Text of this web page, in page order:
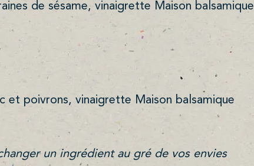
de sésame, vinaigrette Maison balsamique
et poivrons, vinaigrette Maison balsamique
un ingrédient au gré de vos envies